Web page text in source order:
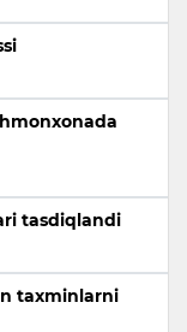
tasdiqlandi
taxminlarni